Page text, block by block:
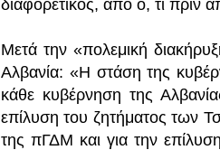
διαφορετικός, από ό, τι πριν
Μετά την «πολεμική
Αλβανία: «Η στάση της
κάθε κυβέρνηση της
επίλυση του ζητήματος των
της πΓΔΜ και για την